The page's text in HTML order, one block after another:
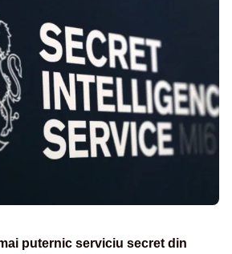
puternic serviciu secret din